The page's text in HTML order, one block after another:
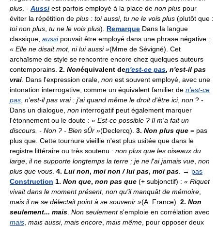
plus. - Aussi est parfois employé à la place de non plus pour
éviter la répétition de plus : toi aussi, tu ne le vois plus (plutôt que :
toi non plus, tu ne le vois plus). Remarque Dans la langue
classique, aussipouvait être employé dans une phrase négative :
« Elle ne disait mot, ni lui aussi »(Mme de Sévigné). Cet
archaïsme de style se rencontre encore chez quelques auteurs
contemporains. 2. Nonéquivalent den'est-ce pas, n'est-il pas
vrai. Dans l'expression orale, non est souvent employé, avec une
intonation interrogative, comme un équivalent familier de n'est-ce
pas, n'est-il pas vrai : j'ai quand même le droit d'être ici, non ? -
Dans un dialogue, non interrogatif peut également marquer
l'étonnement ou le doute : « Est-ce possible ? Il m'a fait un
discours. - Non ? - Bien sÛr »(Declercq). 3. Non plus que = pas
plus que. Cette tournure vieillie n'est plus usitée que dans le
registre littéraire ou très soutenu : non plus que les oiseaux du
large, il ne supporte longtemps la terre ; je ne l'ai jamais vue, non
plus que vous. 4. Lui non, moi non / lui pas, moi pas. → pas
Construction 1. Non que, non pas que (+ subjonctif) : « Riquet
vivait dans le moment présent, non qu'il manquât de mémoire,
mais il ne se délectait point à se souvenir »(A. France). 2. Non
seulement... mais. Non seulements'emploie en corrélation avec
mais, mais aussi, mais encore, mais même, pour opposer deux